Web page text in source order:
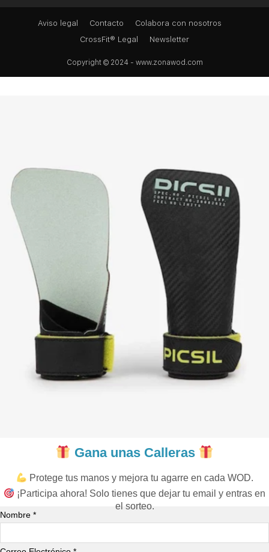
Aviso legal Contacto
Colabora con nosotros
CrossFit® Legal
Newsletter
Copyright © 2024 - www.zonawod.com
Gana unas Calleras
Protege tus manos y mejora tu agarre en cada WOD.
¡Participa ahora! Solo tienes que dejar tu email y entras en
el sorteo.
Nombre *